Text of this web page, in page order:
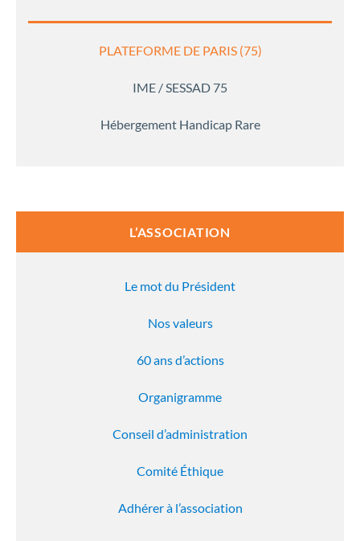
PLATEFORME DE PARIS (75)
IME / SESSAD 75
Hébergement Handicap Rare
L’ASSOCIATION
Le mot du Président
Nos valeurs
60 ans d’actions
Organigramme
Conseil d’administration
Comité Éthique
Adhérer à l’association